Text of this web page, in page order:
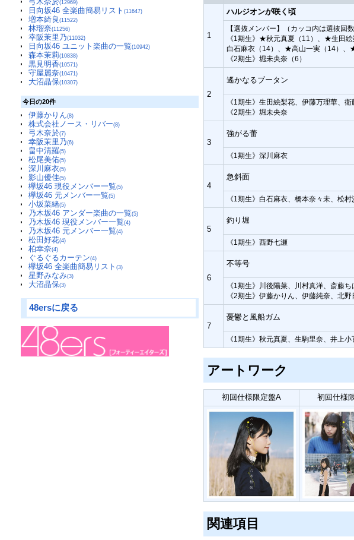
(12969)
日向坂46 全楽曲簡易リスト (11647)
増本綺良 (11522)
林瑠奈(11256)
幸阪茉里乃(11032)
日向坂46 ユニット楽曲の一覧(10942)
森本茉莉(10838)
黒見明香(10571)
守屋麗奈(10471)
大沼晶保(10307)
今日の20件
伊藤かりん(8)
株式会社ノース・リバー(8)
弓木奈於(7)
幸阪茉里乃(6)
畠中清羅(5)
松尾美佑(5)
深川麻衣(5)
影山優佳(5)
欅坂46 現役メンバー一覧(5)
欅坂46 元メンバー一覧(5)
小坂菜緒(5)
乃木坂46 アンダー楽曲の一覧(5)
乃木坂46 現役メンバー一覧(4)
乃木坂46 元メンバー一覧(4)
松田好花(4)
柏幸奈(4)
ぐるぐるカーテン(4)
欅坂46 全楽曲簡易リスト (3)
星野みなみ(3)
大沼晶保(3)
48ersに戻る
1
ハルジオンが咲く頃
【選抜メンバー】（カッコ内は選抜回
《1期生》★秋元真夏（11）、★生田
白石麻衣（14）、★高山一実（14）、
《2期生》堀未央奈（6）
2
遙かなるブータン
《1期生》生田絵梨花、伊藤万理華、
《2期生》堀未央奈
3
強がる蕾
《1期生》深川麻衣
4
急斜面
《1期生》白石麻衣、橋本奈々未、松村
5
釣り堀
《1期生》西野七瀬
6
不等号
《1期生》川後陽菜、川村真洋、斎藤
《2期生》伊藤かりん、伊藤純奈、北
7
憂鬱と風船ガム
《1期生》秋元真夏、生駒里奈、井上
アートワーク
初回仕様限定盤A 初回仕様
関連項目